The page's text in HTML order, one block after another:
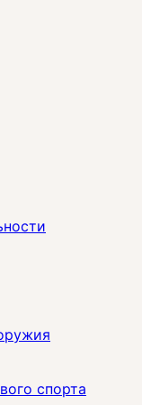
спорта